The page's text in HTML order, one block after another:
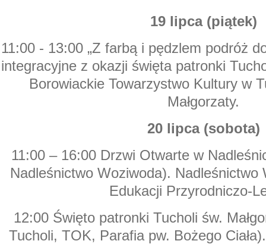
19 lipca (piątek)
11:00 - 13:00 „Z farbą i pędzlem podróż
integracyjne z okazji święta patronki
Borowiackie Towarzystwo Kultury w
Małgorzaty.
20 lipca (sobota)
11:00 – 16:00 Drzwi Otwarte w
Nadleśnictwo Woziwoda). Nadleśnictwo
Edukacji Przyrodniczo-
12:00 Święto patronki Tucholi św.
Tucholi, TOK, Parafia pw. Bożego